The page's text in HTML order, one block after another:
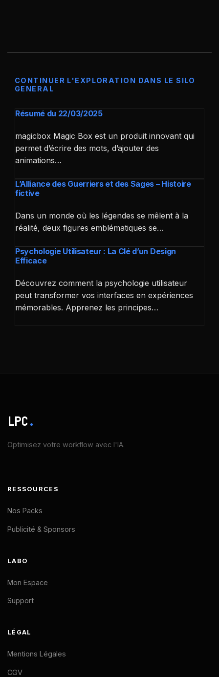
CONTINUER L'EXPLORATION DANS LE SILO
GENERAL
Résumé du 22/03/2025
magicbox Magic Box est un produit innovant qui
permet d’écrire des mots, d’ajouter des
animations…
L’Alliance des Guerriers et des Sages – Histoire
fictive
Dans un monde où les légendes se mêlent à la
réalité, deux figures emblématiques se…
Psychologie Utilisateur : La Clé d’un Design
Efficace
Découvrez comment la psychologie utilisateur
peut transformer vos interfaces en expériences
mémorables. Apprenez les principes…
LPC.
Optimisez votre workflow avec l'IA.
RESSOURCES
Nos Packs
Publicité & Sponsors
LABO
Mon Espace
Support
LÉGAL
Mentions Légales
CGV